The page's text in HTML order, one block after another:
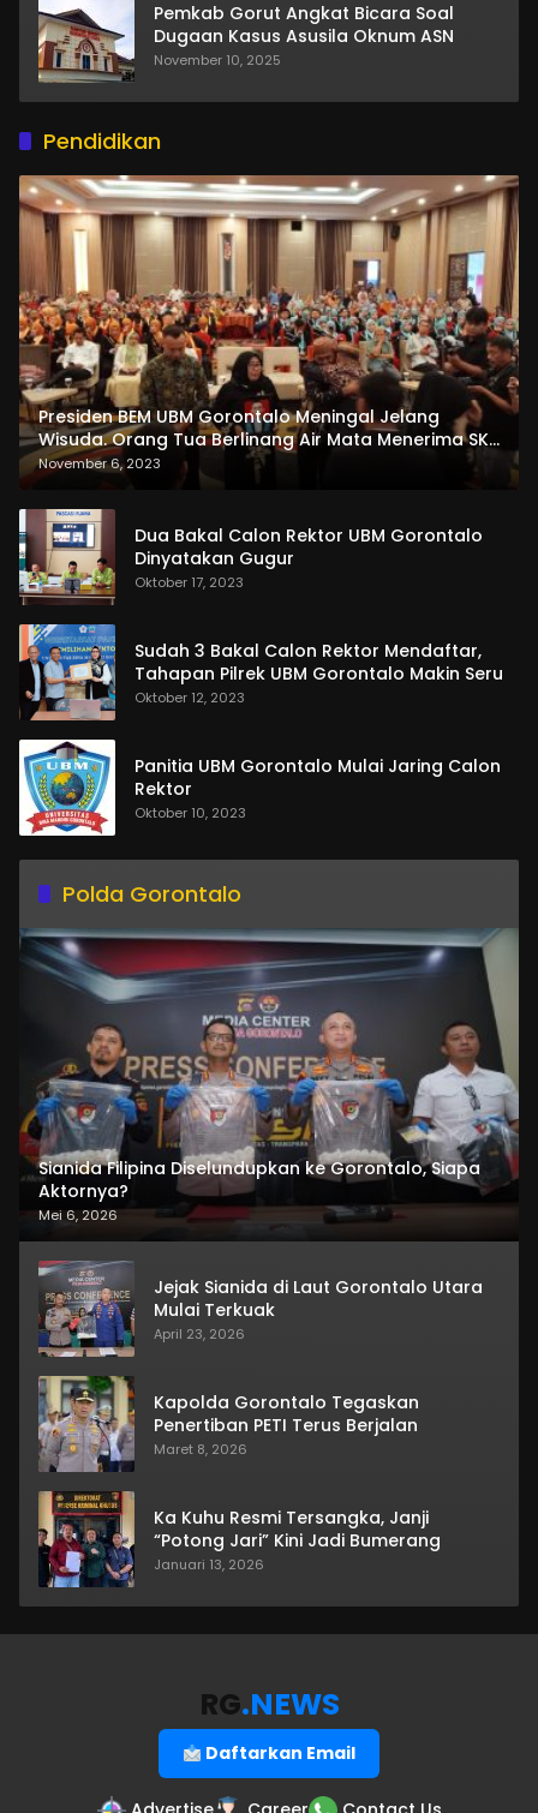
Pemkab Gorut Angkat Bicara Soal
Dugaan Kasus Asusila Oknum ASN
November 10, 2025
Pendidikan
Presiden BEM UBM Gorontalo Meningal Jelang
Wisuda. Orang Tua Berlinang Air Mata Menerima SKL
dan Pemasangan Salempang
November 6, 2023
Dua Bakal Calon Rektor UBM Gorontalo
Dinyatakan Gugur
Oktober 17, 2023
Sudah 3 Bakal Calon Rektor Mendaftar,
Tahapan Pilrek UBM Gorontalo Makin Seru
Oktober 12, 2023
Panitia UBM Gorontalo Mulai Jaring Calon
Rektor
Oktober 10, 2023
Polda Gorontalo
Sianida Filipina Diselundupkan ke Gorontalo, Siapa
Aktornya?
Mei 6, 2026
Jejak Sianida di Laut Gorontalo Utara
Mulai Terkuak
April 23, 2026
Kapolda Gorontalo Tegaskan
Penertiban PETI Terus Berjalan
Maret 8, 2026
Ka Kuhu Resmi Tersangka, Janji
“Potong Jari” Kini Jadi Bumerang
Januari 13, 2026
RG.NEWS
Daftarkan Email